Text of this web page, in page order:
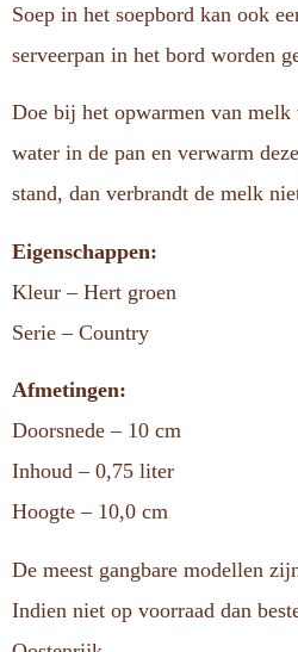
Soep in het soepbord kan ook
serveerpan in het bord worden
Doe bij het opwarmen van melk
water in de pan en verwarm
stand, dan verbrandt de melk
Eigenschappen:
Kleur – Hert groen
Serie – Country
Afmetingen:
Doorsnede – 10 cm
Inhoud – 0,75 liter
Hoogte – 10,0 cm
De meest gangbare modellen
Indien niet op voorraad dan